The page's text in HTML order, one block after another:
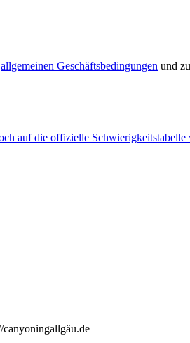
allgemeinen Geschäftsbedingungen und
auf die offizielle